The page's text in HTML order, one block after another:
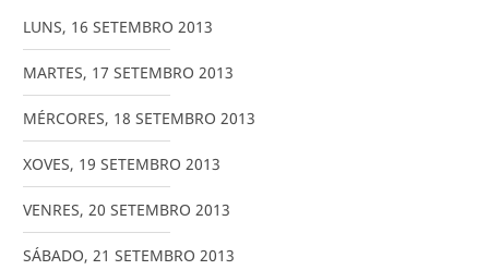
LUNS, 16 SETEMBRO 2013
MARTES, 17 SETEMBRO 2013
MÉRCORES, 18 SETEMBRO 2013
XOVES, 19 SETEMBRO 2013
VENRES, 20 SETEMBRO 2013
SÁBADO, 21 SETEMBRO 2013